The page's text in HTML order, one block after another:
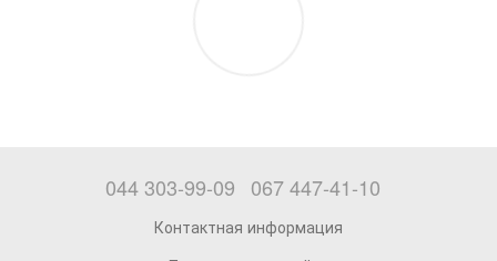
044 303-99-09 067 447-41-10
Контактная информация